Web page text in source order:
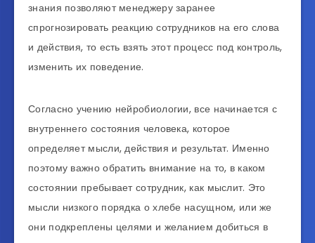
знания позволяют менеджеру заранее
спрогнозировать реакцию сотрудников на его слова
и действия, то есть взять этот процесс под контроль,
изменить их поведение.
Согласно учению нейробиологии, все начинается с
внутреннего состояния человека, которое
определяет мысли, действия и результат. Именно
поэтому важно обратить внимание на то, в каком
состоянии пребывает сотрудник, как мыслит. Это
мысли низкого порядка о хлебе насущном, или же
они подкреплены целями и желанием добиться в